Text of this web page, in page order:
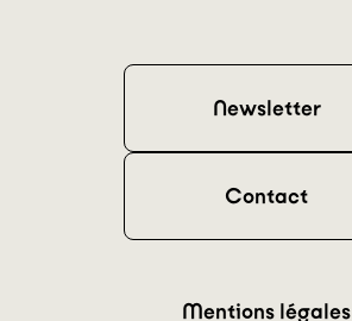
Newsletter
Contact
Mentions légales